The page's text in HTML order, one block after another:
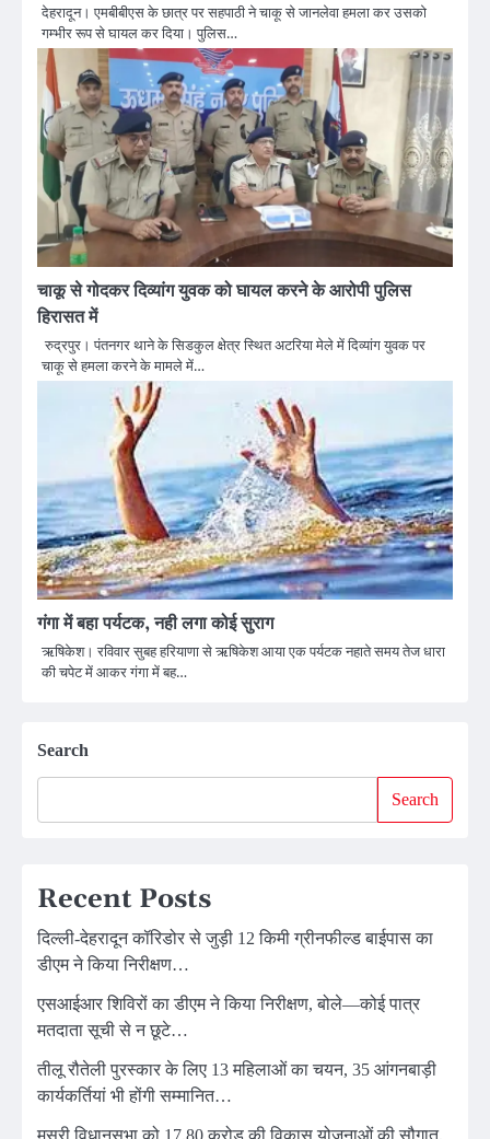
देहरादून। एमबीबीएस के छात्र पर सहपाठी ने चाकू से जानलेवा हमला कर उसको
गम्भीर रूप से घायल कर दिया। पुलिस…
चाकू से गोदकर दिव्यांग युवक को घायल करने के आरोपी पुलिस
हिरासत में
रुद्रपुर। पंतनगर थाने के सिडकुल क्षेत्र स्थित अटरिया मेले में दिव्यांग युवक पर
चाकू से हमला करने के मामले में…
गंगा में बहा पर्यटक, नही लगा कोई सुराग
ऋषिकेश। रविवार सुबह हरियाणा से ऋषिकेश आया एक पर्यटक नहाते समय तेज धारा
की चपेट में आकर गंगा में बह…
Search
Search
Recent Posts
दिल्ली-देहरादून कॉरिडोर से जुड़ी 12 किमी ग्रीनफील्ड बाईपास का
डीएम ने किया निरीक्षण…
एसआईआर शिविरों का डीएम ने किया निरीक्षण, बोले—कोई पात्र
मतदाता सूची से न छूटे…
तीलू रौतेली पुरस्कार के लिए 13 महिलाओं का चयन, 35 आंगनबाड़ी
कार्यकर्तियां भी होंगी सम्मानित…
मसूरी विधानसभा को 17.80 करोड़ की विकास योजनाओं की सौगात,